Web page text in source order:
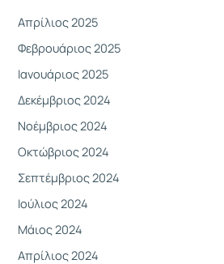
Απρίλιος 2025
Φεβρουάριος 2025
Ιανουάριος 2025
Δεκέμβριος 2024
Νοέμβριος 2024
Οκτώβριος 2024
Σεπτέμβριος 2024
Ιούλιος 2024
Μάιος 2024
Απρίλιος 2024